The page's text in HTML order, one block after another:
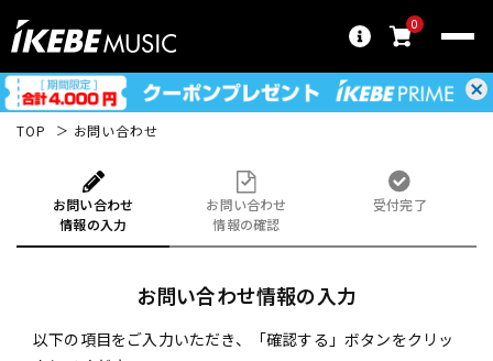
0
TOP お問い合わせ
お問い合わせ
情報の入力
お問い合わせ
情報の確認
受付完了
お問い合わせ情報の入力
以下の項目をご入力いただき、「確認する」ボタンをクリッ